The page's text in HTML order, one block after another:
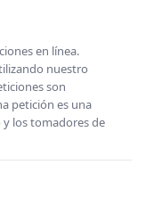
en línea.
nuestro
son
petición es una
los tomadores de